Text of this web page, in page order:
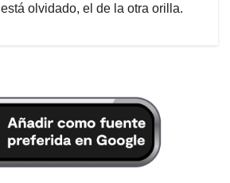
está olvidado, el de la otra orilla.